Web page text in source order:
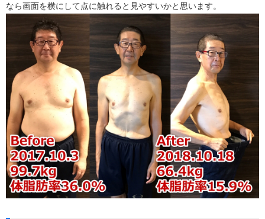
なら画面を横にして点に触れると見やすいかと思います。